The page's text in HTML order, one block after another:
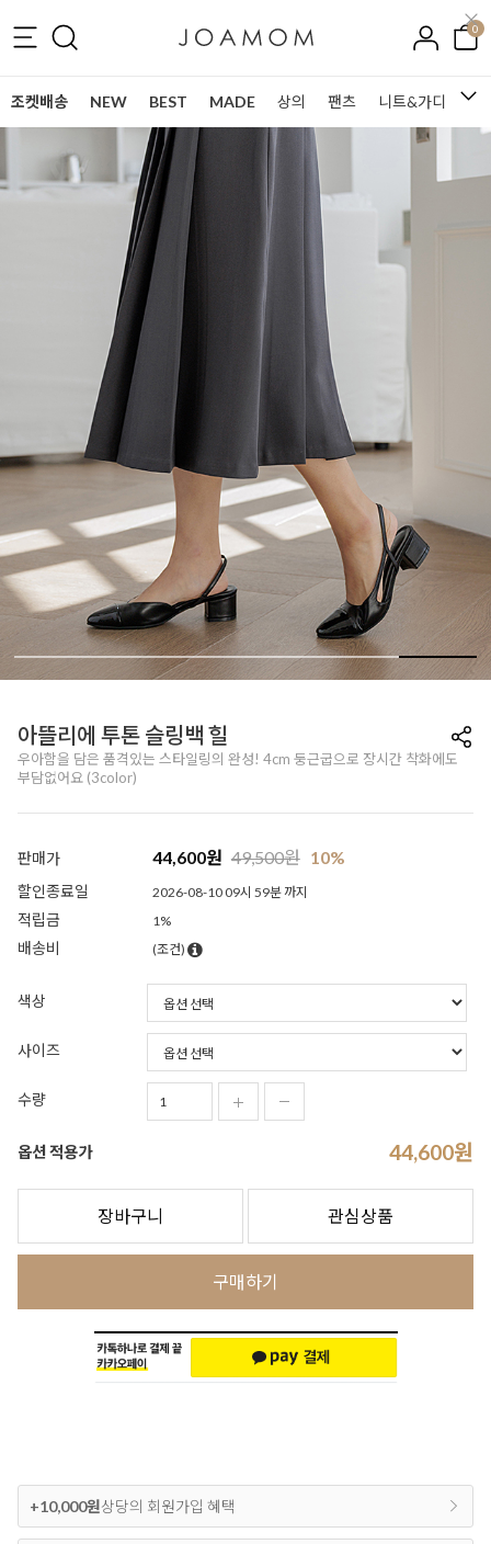
0
조켓배송 NEW BEST MADE 상의 팬츠 니트&가디건
아뜰리에 투톤 슬링백 힐
우아함을 담은 품격있는 스타일링의 완성! 4cm 둥근굽으로 장시간 착화에도
부담없어요 (3color)
판매가 44,600원 49,500원 10%
할인종료일 2026-08-10 09시 59분 까지
적립금 1%
배송비 (조건)
색상
사이즈
수량
옵션 적용가 44,600원
장바구니 관심상품
구매하기
+10,000원상당의 회원가입 혜택